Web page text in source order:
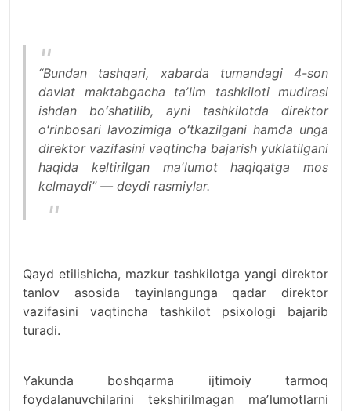
“Bundan tashqari, xabarda tumandagi 4-son
davlat maktabgacha taʼlim tashkiloti mudirasi
ishdan boʻshatilib, ayni tashkilotda direktor
oʻrinbosari lavozimiga oʻtkazilgani hamda unga
direktor vazifasini vaqtincha bajarish yuklatilgani
haqida keltirilgan maʼlumot haqiqatga mos
kelmaydi” — deydi rasmiylar.
Qayd etilishicha, mazkur tashkilotga yangi direktor
tanlov asosida tayinlangunga qadar direktor
vazifasini vaqtincha tashkilot psixologi bajarib
turadi.
Yakunda boshqarma ijtimoiy tarmoq
foydalanuvchilarini tekshirilmagan maʼlumotlarni